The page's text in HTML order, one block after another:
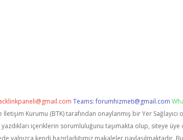
Teams:forumhizmeti@gmail.com
İletişim Kurumu (BTK) tarafından onaylanmış bir Yer
içeriklerin sorumluluğunu taşımakta olup, siteye
yalnızca kendi hazırladığımız makaleler